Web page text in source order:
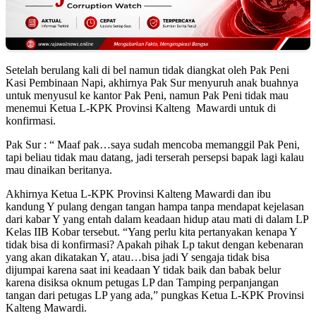
Setelah berulang kali di bel namun tidak diangkat oleh Pak Peni
Kasi Pembinaan Napi, akhirnya Pak Sur menyuruh anak buahnya
untuk menyusul ke kantor Pak Peni, namun Pak Peni tidak mau
menemui Ketua L-KPK Provinsi Kalteng Mawardi untuk di
konfirmasi.
Pak Sur : “ Maaf pak…saya sudah mencoba memanggil Pak Peni,
tapi beliau tidak mau datang, jadi terserah persepsi bapak lagi kalau
mau dinaikan beritanya.
Akhirnya Ketua L-KPK Provinsi Kalteng Mawardi dan ibu
kandung Y pulang dengan tangan hampa tanpa mendapat kejelasan
dari kabar Y yang entah dalam keadaan hidup atau mati di dalam LP
Kelas IIB Kobar tersebut. “Yang perlu kita pertanyakan kenapa Y
tidak bisa di konfirmasi? Apakah pihak Lp takut dengan kebenaran
yang akan dikatakan Y, atau…bisa jadi Y sengaja tidak bisa
dijumpai karena saat ini keadaan Y tidak baik dan babak belur
karena disiksa oknum petugas LP dan Tamping perpanjangan
tangan dari petugas LP yang ada,” pungkas Ketua L-KPK Provinsi
Kalteng Mawardi.